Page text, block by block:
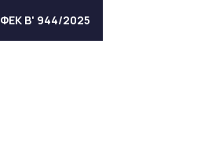
ΦΕΚ Β' 944/2025